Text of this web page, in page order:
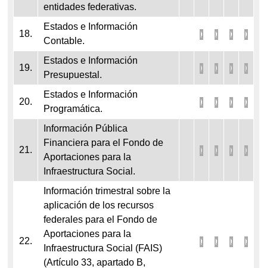
entidades federativas.
18.
Estados e Información
Contable.
19.
Estados e Información
Presupuestal.
20.
Estados e Información
Programática.
21.
Información Pública
Financiera para el Fondo de
Aportaciones para la
Infraestructura Social.
22.
Información trimestral sobre la
aplicación de los recursos
federales para el Fondo de
Aportaciones para la
Infraestructura Social (FAIS)
(Artículo 33, apartado B,